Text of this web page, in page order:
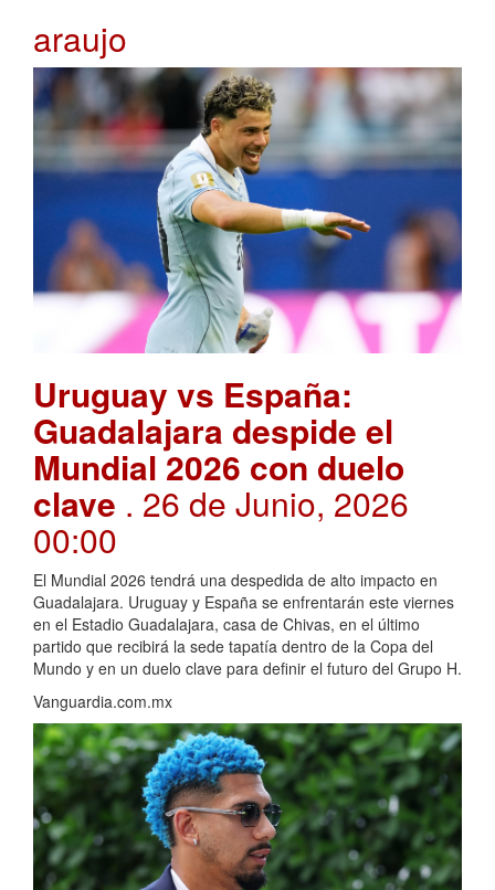
araujo
Uruguay vs España:
Guadalajara despide el
Mundial 2026 con duelo
clave . 26 de Junio, 2026
00:00
El Mundial 2026 tendrá una despedida de alto impacto en
Guadalajara. Uruguay y España se enfrentarán este viernes
en el Estadio Guadalajara, casa de Chivas, en el último
partido que recibirá la sede tapatía dentro de la Copa del
Mundo y en un duelo clave para definir el futuro del Grupo H.
Vanguardia.com.mx